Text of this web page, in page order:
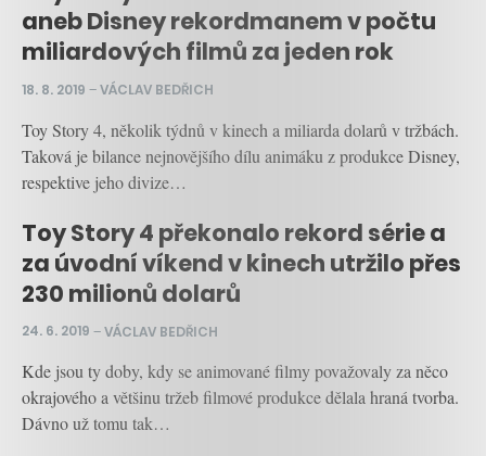
aneb Disney rekordmanem v počtu
miliardových filmů za jeden rok
18. 8. 2019 –VÁCLAV BEDŘICH
Toy Story 4, několik týdnů v kinech a miliarda dolarů v tržbách.
Taková je bilance nejnovějšího dílu animáku z produkce Disney,
respektive jeho divize…
Toy Story 4 překonalo rekord série a
za úvodní víkend v kinech utržilo přes
230 milionů dolarů
24. 6. 2019 –VÁCLAV BEDŘICH
Kde jsou ty doby, kdy se animované filmy považovaly za něco
okrajového a většinu tržeb filmové produkce dělala hraná tvorba.
Dávno už tomu tak…